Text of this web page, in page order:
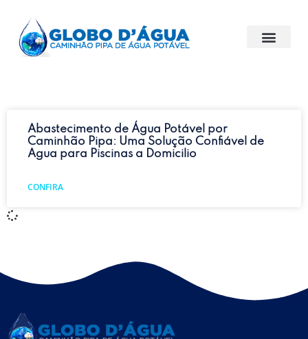
Abastecimento de Água Potável por
Caminhão Pipa: Uma Solução Confiável de
Agua para Piscinas a Domicilio
CONFIRA